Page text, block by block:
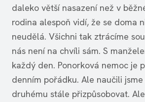
daleko větší nasazení než v
rodina alespoň vidí, že se doma
neudělá. Všichni tak ztrácíme
nás není na chvíli sám. S
každý den. Ponorková nemoc je
denním pořádku. Ale naučili
druhému stále přizpůsobovat.